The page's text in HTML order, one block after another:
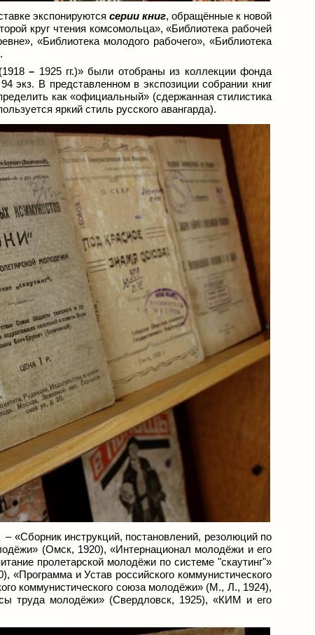
экспонируются серии книг, обращённые к новой
круг чтения комсомольца», «Библиотека рабочей
«Библиотека молодого рабочего», «Библиотека
– 1925 гг.)» были отобраны из коллекции фонда
экз. В представленном в экспозиции собрании книг
как «официальный» (сдержанная стилистика
яркий стиль русского авангарда).
«Сборник инструкций, постановлений, резолюций по
(Омск, 1920), «Интернационал молодёжи и его
пролетарской молодёжи по системе "скаутинг"»
и Устав российского коммунистического
коммунистического союза молодёжи» (М., Л., 1924),
труда молодёжи» (Свердловск, 1925), «КИМ и его